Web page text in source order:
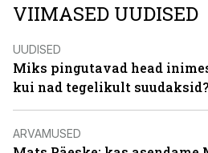
VIIMASED UUDISED
UUDISED
Miks pingutavad head
kui nad tegelikult suudaksid?
ARVAMUSED